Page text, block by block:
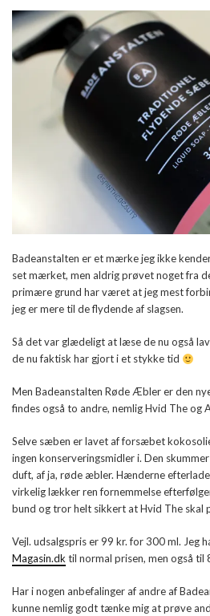
Badeanstalten er et mærke jeg ikke
set mærket, men aldrig prøvet noget fra
primære grund har været at jeg mest
jeg er mere til de flydende af slagsen.
Så det var glædeligt at læse de nu også
de nu faktisk har gjort i et stykke tid
Men Badeanstalten Røde Æbler er den
findes også to andre, nemlig Hvid The og
Selve sæben er lavet af forsæbet
ingen konserveringsmidler i. Den
duft, af ja, røde æbler. Hænderne
virkelig lækker ren fornemmelse
bund og tror helt sikkert at Hvid The skal
Vejl. udsalgspris er 99 kr. for 300 ml. Jeg
Magasin.dktil normal prisen, men også til
Har i nogen anbefalinger af andre af
kunne nemlig godt tænke mig at prøve